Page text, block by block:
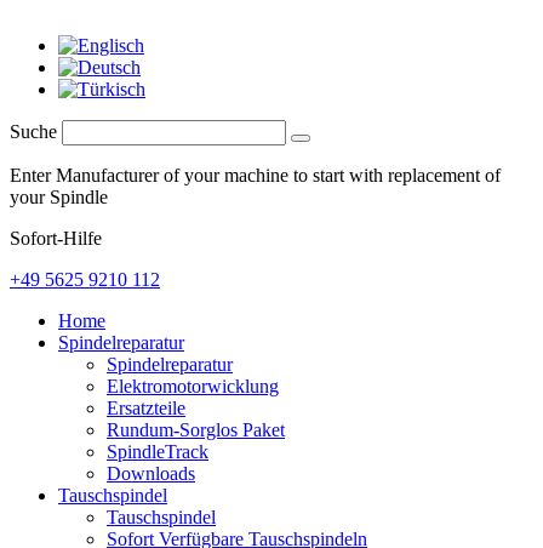
Suche
Enter Manufacturer of your machine to start with replacement of
your Spindle
Sofort-Hilfe
+49 5625 9210 112
Home
Spindelreparatur
Spindelreparatur
Elektromotorwicklung
Ersatzteile
Rundum-Sorglos Paket
SpindleTrack
Downloads
Tauschspindel
Tauschspindel
Sofort Verfügbare Tauschspindeln